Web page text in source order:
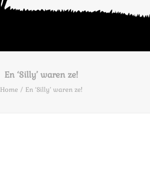
En ‘Silly’ waren ze!
Home En ‘Silly’ waren ze!